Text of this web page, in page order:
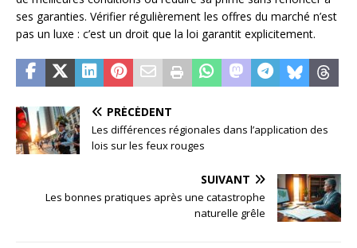
ses garanties. Vérifier régulièrement les offres du marché n’est
pas un luxe : c’est un droit que la loi garantit explicitement.
PRÉCÉDENT
Les différences régionales dans l’application des
lois sur les feux rouges
SUIVANT
Les bonnes pratiques après une catastrophe
naturelle grêle